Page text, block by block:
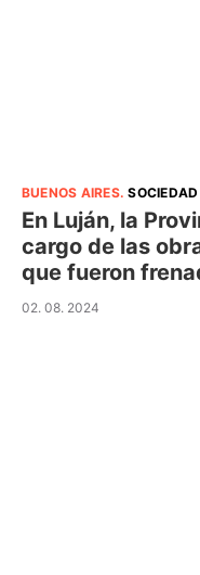
BUENOS AIRES.SOCIEDAD
En Luján, la
cargo de las
que fueron
02. 08. 2024